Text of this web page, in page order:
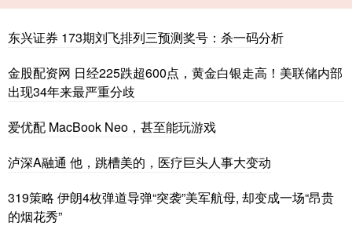
东兴证券 173期刘飞排列三预测奖号：杀一码分析
金股配资网 日经225跌超600点，黄金白银走高！美联储内部
出现34年来最严重分歧
爱优配 MacBook Neo，甚至能玩游戏
泸深A融通 他，跳槽美的，医疗巨头人事大变动
319策略 伊朗4枚弹道导弹“突袭”美军航母, 却变成一场“昂贵
的烟花秀”